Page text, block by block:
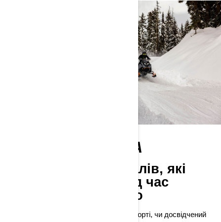
ЗОНА ВЛАСНИКА
Поради професіоналів, які
допоможуть вам під час
подорожі на Ski-Doo
Незалежно від того, чи ви новачок у спорті, чи досвідчений